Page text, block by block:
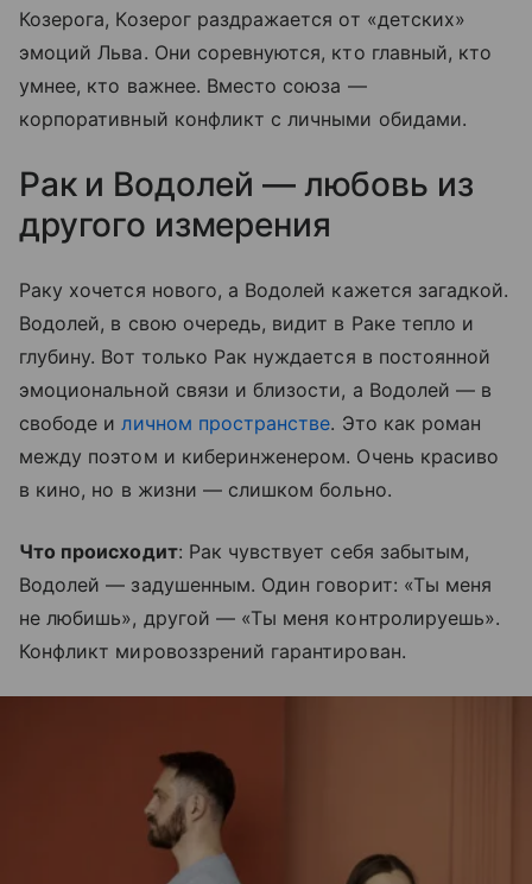
Козерога, Козерог раздражается от «детских»
эмоций Льва. Они соревнуются, кто главный, кто
умнее, кто важнее. Вместо союза —
корпоративный конфликт с личными обидами.
Рак и Водолей — любовь из
другого измерения
Раку хочется нового, а Водолей кажется загадкой.
Водолей, в свою очередь, видит в Раке тепло и
глубину. Вот только Рак нуждается в постоянной
эмоциональной связи и близости, а Водолей — в
свободе иличном пространстве. Это как роман
между поэтом и киберинженером. Очень красиво
в кино, но в жизни — слишком больно.
Что происходит: Рак чувствует себя забытым,
Водолей — задушенным. Один говорит: «Ты меня
не любишь», другой — «Ты меня контролируешь».
Конфликт мировоззрений гарантирован.